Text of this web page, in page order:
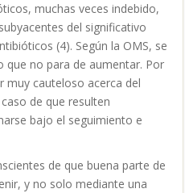
muchas veces indebido,
del significativo
(4). Según la OMS, se
que no para de aumentar. Por
muy cauteloso acerca del
de que resulten
bajo el seguimiento e
de que buena parte de
y no solo mediante una